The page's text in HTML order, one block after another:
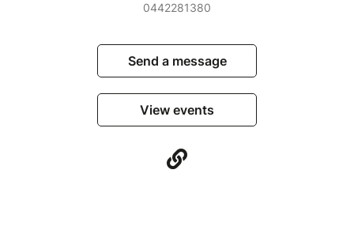
0442281380
Send a message
View events